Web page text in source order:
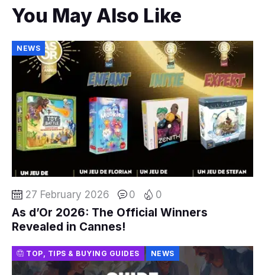
You May Also Like
NEWS
27 February 2026 0 0
As d’Or 2026: The Official Winners
Revealed in Cannes!
TOP, TIPS & BUYING GUIDES NEWS